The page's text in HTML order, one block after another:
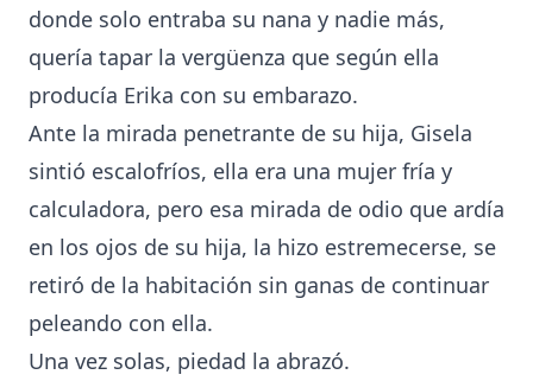
donde solo entraba su nana y nadie más,
quería tapar la vergüenza que según ella
producía Erika con su embarazo.
Ante la mirada penetrante de su hija, Gisela
sintió escalofríos, ella era una mujer fría y
calculadora, pero esa mirada de odio que ardía
en los ojos de su hija, la hizo estremecerse, se
retiró de la habitación sin ganas de continuar
peleando con ella.
Una vez solas, piedad la abrazó.